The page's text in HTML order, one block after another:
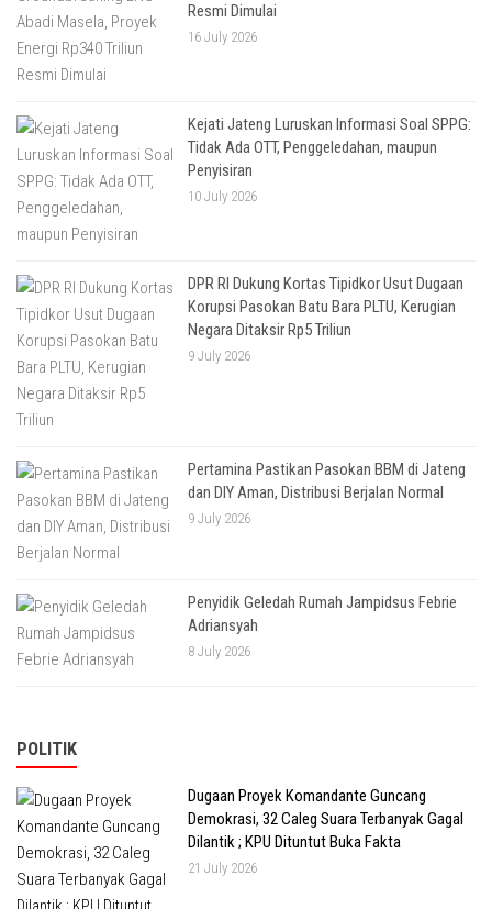
Resmi Dimulai
16 July 2026
Kejati Jateng Luruskan Informasi Soal SPPG:
Tidak Ada OTT, Penggeledahan, maupun
Penyisiran
10 July 2026
DPR RI Dukung Kortas Tipidkor Usut Dugaan
Korupsi Pasokan Batu Bara PLTU, Kerugian
Negara Ditaksir Rp5 Triliun
9 July 2026
Pertamina Pastikan Pasokan BBM di Jateng
dan DIY Aman, Distribusi Berjalan Normal
9 July 2026
Penyidik Geledah Rumah Jampidsus Febrie
Adriansyah
8 July 2026
POLITIK
Dugaan Proyek Komandante Guncang
Demokrasi, 32 Caleg Suara Terbanyak Gagal
Dilantik ; KPU Dituntut Buka Fakta
21 July 2026